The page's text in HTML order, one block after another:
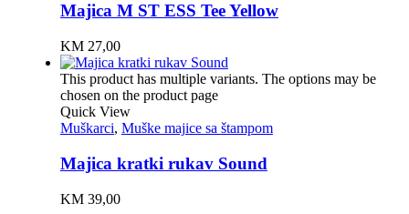
Majica M ST ESS Tee Yellow
KM27,00
This product has multiple variants. The options may be
chosen on the product page
Quick View
Muškarci, Muške majice sa štampom
Majica kratki rukav Sound
KM39,00